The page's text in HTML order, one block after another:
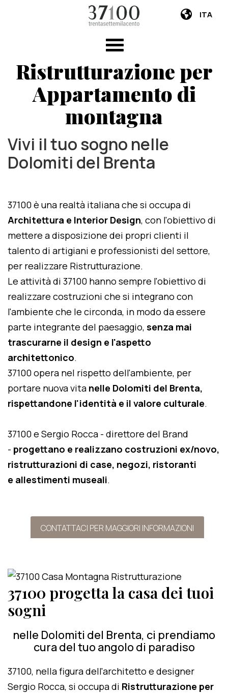
ITA
Ristrutturazione per
Appartamento di
montagna
Vivi il tuo sogno nelle
Dolomiti del Brenta
37100 è una realtà italiana che si occupa di
Architettura e Interior Design, con l'obiettivo di
mettere a disposizione dei propri clienti il
talento di artigiani e professionisti del settore,
per realizzare Ristrutturazione.
Le attività di 37100 hanno sempre l'obiettivo di
realizzare costruzioni che si integrano con
l'ambiente che le circonda, in modo da essere
parte integrante del paesaggio, senza mai
trascurarne il design e l'aspetto
architettonico.
37100 opera nel rispetto dell'ambiente, per
portare nuova vita nelle Dolomiti del Brenta,
rispettandone l'identità e il valore culturale.
37100 e Sergio Rocca - direttore del Brand
- progettano e realizzano costruzioni ex/novo,
ristrutturazioni di case, negozi, ristoranti
e allestimenti museali.
CONTATTACI PER MAGGIORI INFORMAZIONI
37100 progetta la casa dei tuoi
sogni
nelle Dolomiti del Brenta, ci prendiamo
cura del tuo angolo di paradiso
37100, nella figura dell'architetto e designer
Sergio Rocca, si occupa di Ristrutturazione per